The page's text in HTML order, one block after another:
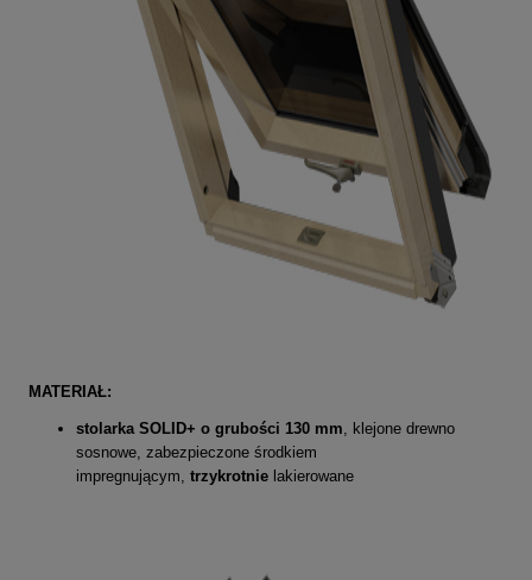
MATERIAŁ:
stolarka SOLID+ o grubości 130 mm , klejone drewno
sosnowe, zabezpieczone środkiem
impregnującym, trzykrotnie lakierowane